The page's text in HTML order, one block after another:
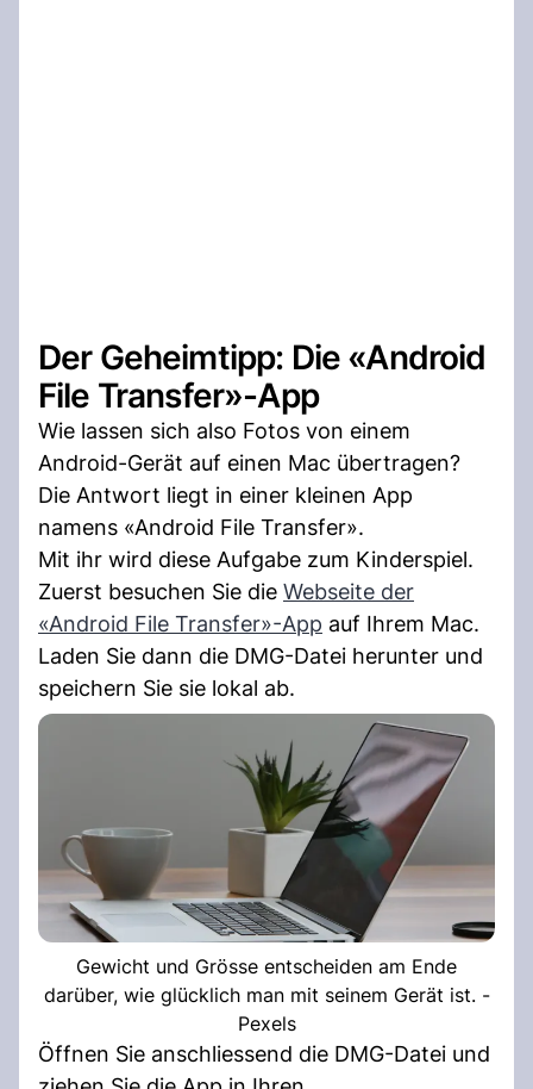
Der Geheimtipp: Die «Android
File Transfer»-App
Wie lassen sich also Fotos von einem
Android-Gerät auf einen Mac übertragen?
Die Antwort liegt in einer kleinen App
namens «Android File Transfer».
Mit ihr wird diese Aufgabe zum Kinderspiel.
Zuerst besuchen Sie die Webseite der
«Android File Transfer»-App auf Ihrem Mac.
Laden Sie dann die DMG-Datei herunter und
speichern Sie sie lokal ab.
Gewicht und Grösse entscheiden am Ende
darüber, wie glücklich man mit seinem Gerät ist. -
Pexels
Öffnen Sie anschliessend die DMG-Datei und